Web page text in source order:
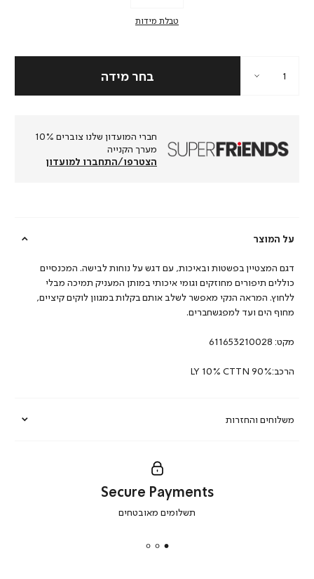
טבלת מידות
חברי המועדון שלנו צוברים 10%
מערך הקנייה
הצטרפו/התחברו למועדון
על המוצר
משלוחים והחזרות
דגם המצטיין בפשטות ובאיכות, עם דגש על נוחות לבישה. המכנסיים
כוללים תיפורים מחוזקים וגומי איכותי במותן המעניק תמיכה מבלי
ללחוץ. המראה הנקי מאפשר לשלב אותם בקלות במגוון לוקים קיציים,
מחוף הים ועד למפגשחברים.
מקט: 611653210028
הרכב:LY 10% CTTN 90%
secure
|
Secure Payments
תשלומים מאובטחים